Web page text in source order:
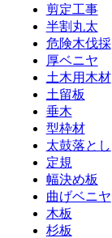
剪定工事
半割丸太
危険木伐採
厚ベニヤ
土木用木材
土留板
垂木
型枠材
太鼓落とし
定規
幅決め板
曲げベニヤ
木板
杉板